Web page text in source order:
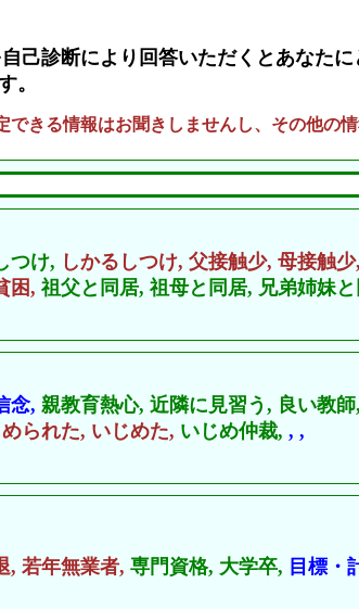
己診断により回答いただくとあなた
。
きる情報はお聞きしませんし、その他の
つけ, しかるしつけ, 父接触少, 母接触少,
困, 祖父と同居, 祖母と同居, 兄弟姉妹
念, 親教育熱心, 近隣に見習う, 良い教師,
られた, いじめた, いじめ仲裁, , ,
, 若年無業者, 専門資格, 大学卒, 目標・